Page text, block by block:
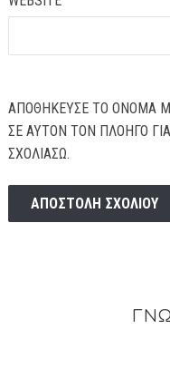
ΑΠΟΘΉΚΕΥΣΕ ΤΟ ΌΝΟΜΆ
ΣΕ ΑΥΤΌΝ ΤΟΝ ΠΛΟΗΓΌ
ΣΧΟΛΙΆΣΩ.